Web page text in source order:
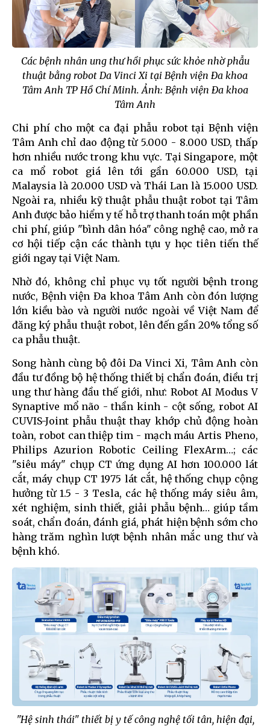
Các bệnh nhân ung thư hồi phục sức khỏe nhờ phẫu
thuật bằng robot Da Vinci Xi tại Bệnh viện Đa khoa
Tâm Anh TP Hồ Chí Minh. Ảnh: Bệnh viện Đa khoa
Tâm Anh
Chi phí cho một ca đại phẫu robot tại Bệnh viện
Tâm Anh chỉ dao động từ 5.000 - 8.000 USD, thấp
hơn nhiều nước trong khu vực. Tại Singapore, một
ca mổ robot giá lên tới gần 60.000 USD, tại
Malaysia là 20.000 USD và Thái Lan là 15.000 USD.
Ngoài ra, nhiều kỹ thuật phẫu thuật robot tại Tâm
Anh được bảo hiểm y tế hỗ trợ thanh toán một phần
chi phí, giúp "bình dân hóa" công nghệ cao, mở ra
cơ hội tiếp cận các thành tựu y học tiên tiến thế
giới ngay tại Việt Nam.
Nhờ đó, không chỉ phục vụ tốt người bệnh trong
nước, Bệnh viện Đa khoa Tâm Anh còn đón lượng
lớn kiều bào và người nước ngoài về Việt Nam để
đăng ký phẫu thuật robot, lên đến gần 20% tổng số
ca phẫu thuật.
Song hành cùng bộ đôi Da Vinci Xi, Tâm Anh còn
đầu tư đồng bộ hệ thống thiết bị chẩn đoán, điều trị
ung thư hàng đầu thế giới, như: Robot AI Modus V
Synaptive mổ não - thần kinh - cột sống, robot AI
CUVIS-Joint phẫu thuật thay khớp chủ động hoàn
toàn, robot can thiệp tim - mạch máu Artis Pheno,
Philips Azurion Robotic Ceiling FlexArm…; các
"siêu máy" chụp CT ứng dụng AI hơn 100.000 lát
cắt, máy chụp CT 1975 lát cắt, hệ thống chụp cộng
hưởng từ 1.5 - 3 Tesla, các hệ thống máy siêu âm,
xét nghiệm, sinh thiết, giải phẫu bệnh… giúp tầm
soát, chẩn đoán, đánh giá, phát hiện bệnh sớm cho
hàng trăm nghìn lượt bệnh nhân mắc ung thư và
bệnh khó.
"Hệ sinh thái" thiết bị y tế công nghệ tối tân, hiện đại,